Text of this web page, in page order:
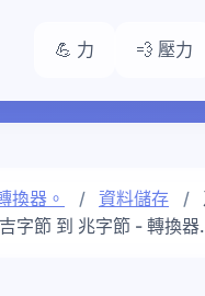
💪 力 💨 壓力
換器。 資料儲存
字節 到 兆字節 - 轉換